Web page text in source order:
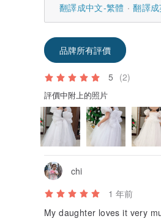
翻譯成中文-繁體
翻譯
品牌所有評價
5 (2)
評價中附上的照片
chi
1 年前
My daughter loves it very